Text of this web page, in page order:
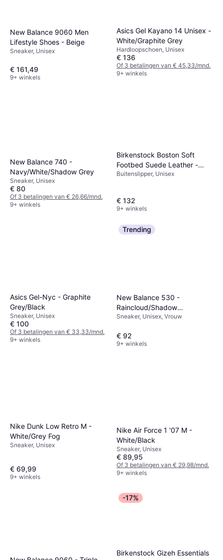
New Balance 9060 Men
Lifestyle Shoes - Beige
Sneaker, Unisex
€ 161,49
9+ winkels
Asics Gel Kayano 14 Unisex -
White/Graphite Grey
Hardloopschoen, Unisex
€ 136
Of 3 betalingen van € 45,33/mnd.
9+ winkels
New Balance 740 -
Navy/White/Shadow Grey
Sneaker, Unisex
€ 80
Of 3 betalingen van € 26,66/mnd.
9+ winkels
Birkenstock Boston Soft
Footbed Suede Leather -
Taupe
Buitenslipper, Unisex
€ 132
9+ winkels
Asics Gel-Nyc - Graphite
Grey/Black
Sneaker, Unisex
€ 100
Of 3 betalingen van € 33,33/mnd.
9+ winkels
Trending
New Balance 530 -
Raincloud/Shadow
Grey/Silver Metallic
Sneaker, Unisex, Vrouw
€ 92
9+ winkels
Nike Dunk Low Retro M -
White/Grey Fog
Sneaker, Unisex
€ 69,99
9+ winkels
Nike Air Force 1 '07 M -
White/Black
Sneaker, Unisex
€ 89,95
Of 3 betalingen van € 29,98/mnd.
9+ winkels
-17%
Birkenstock Gizeh Essentials